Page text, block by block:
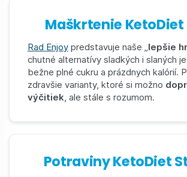
Maškrtenie KetoDiet
Rad Enjoy predstavuje naše „lepšie
chutné alternatívy sladkých i slaných
bežne plné cukru a prázdnych kalórií.
zdravšie varianty, ktoré si možno
výčitiek, ale stále s rozumom.
Potraviny KetoDiet